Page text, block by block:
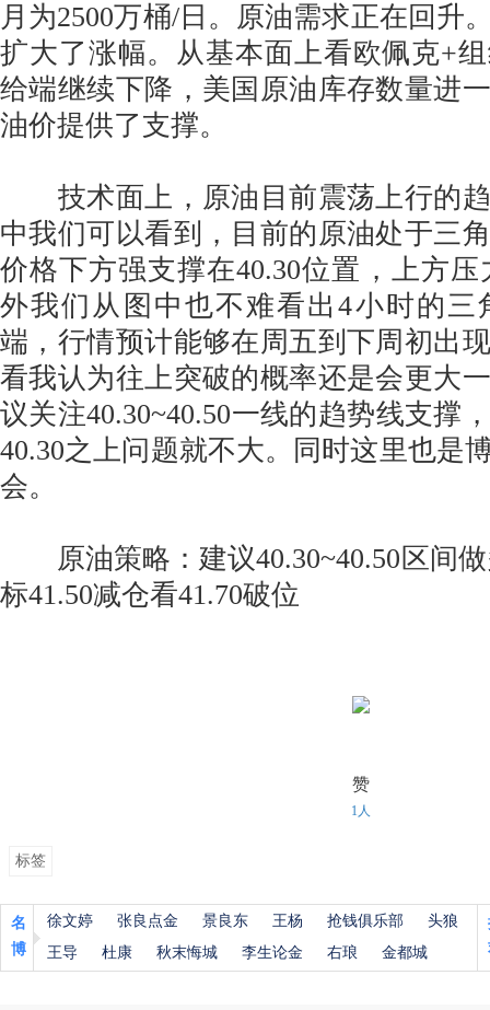
月为2500万桶/日。原油需求正在回升
扩大了涨幅。从基本面上看欧佩克+
给端继续下降，美国原油库存数量进
油价提供了支撑。
技术面上，原油目前震荡上行的趋
中我们可以看到，目前的原油处于三
价格下方强支撑在40.30位置，上方压
外我们从图中也不难看出4小时的三
端，行情预计能够在周五到下周初出
看我认为往上突破的概率还是会更大
议关注40.30~40.50一线的趋势线支撑
40.30之上问题就不大。同时这里也是
会。
原油策略：建议40.30~40.50区间做
标41.50减仓看41.70破位
赞
1人
标签
名
博
徐文婷 张良点金 景良东 王杨 抢钱俱乐部
头狼
王导
杜康 秋末悔城 李生论金 右琅 金都城